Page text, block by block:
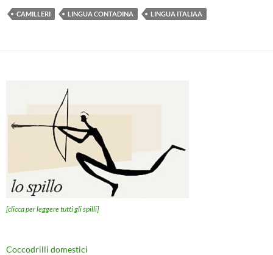
CAMILLERI LINGUA CONTADINA LINGUA ITALIAA
[clicca per leggere tutti gli spilli]
Coccodrilli domestici